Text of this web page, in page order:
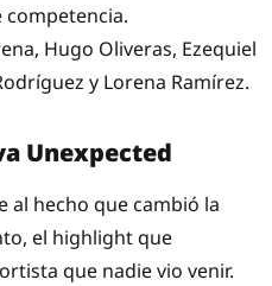
Hugo Oliveras, Ezequiel
y Lorena Ramírez.
Unexpected
al hecho que cambió la
el highlight que
que nadie vio venir.